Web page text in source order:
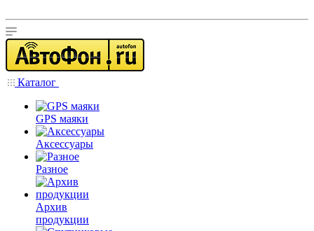
Каталог
GPS маяки
Аксессуары
Разное
Архив
продукции